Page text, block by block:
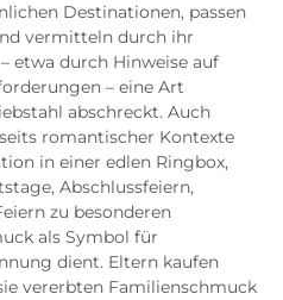
Destinationen, passen
vermitteln durch ihr
etwa durch Hinweise auf
– eine Art
abschreckt. Auch
romantischer Kontexte
in einer edlen Ringbox,
Abschlussfeiern,
zu besonderen
als Symbol für
dient. Eltern kaufen
vererbten Familienschmuck